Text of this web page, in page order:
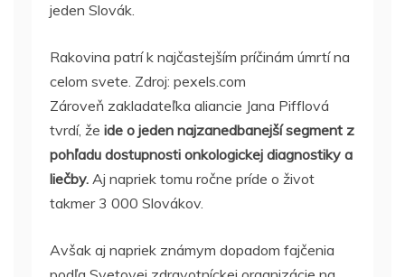
jeden Slovák.
Rakovina patrí k najčastejším príčinám úmrtí na
celom svete. Zdroj: pexels.com
Zároveň zakladateľka aliancie Jana Pifflová
tvrdí, že ide o jeden najzanedbanejší segment z
pohľadu dostupnosti onkologickej diagnostiky a
liečby. Aj napriek tomu ročne príde o život
takmer 3 000 Slovákov.
Avšak aj napriek známym dopadom fajčenia